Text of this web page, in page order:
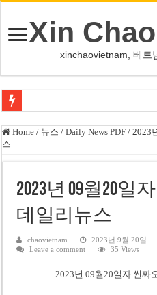
Xin
xinchaovietnam, 베트
사우디·튀르키예·파키스탄, 메카서 공
오픈AI, 차세대 AI ‘아스트라’ 출시 연
U-17 여자배구 대표팀, 세계선수권 대
글로벌 정유시설 차질 속 K-정유, 에너
美 법원, 리플렉팅 풀 훼손 용의자 공
Home / 뉴스 / Daily News PDF / 2023
스
2023년 09월20일
데일리뉴스
chaovietnam 2023년 9월 20일
Leave a comment
35 Views
2023년 09월20일자 씬짜